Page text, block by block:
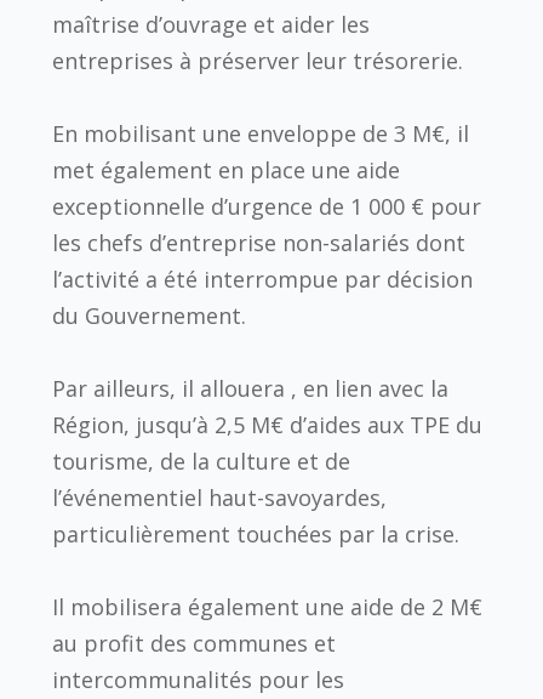
maîtrise d’ouvrage et aider les
entreprises à préserver leur trésorerie.
En mobilisant une enveloppe de 3 M€, il
met également en place une aide
exceptionnelle d’urgence de 1 000 € pour
les chefs d’entreprise non-salariés dont
l’activité a été interrompue par décision
du Gouvernement.
Par ailleurs, il allouera , en lien avec la
Région, jusqu’à 2,5 M€ d’aides aux TPE du
tourisme, de la culture et de
l’événementiel haut-savoyardes,
particulièrement touchées par la crise.
Il mobilisera également une aide de 2 M€
au profit des communes et
intercommunalités pour les